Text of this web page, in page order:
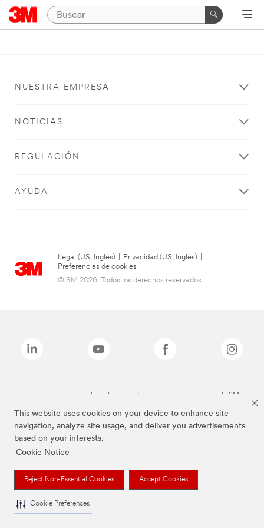
This website uses cookies on your device to enhance site
navigation, analyze site usage, and deliver you advertisements
based on your interests.
Cookie Notice
Reject Non-Essential Cookies Accept Cookies
Cookie Preferences
NUESTRA EMPRESA
NOTICIAS
REGULACIÓN
AYUDA
Legal (US, Inglés) Privacidad (US, Inglés)
Preferencias de cookies
© 3M 2026. Todos los derechos reservados..
Las marcas mencionadas anteriormente son marcas comerciales de 3M.